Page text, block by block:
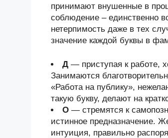
принимают внушенные в
соблюдение – единственно
нетерпимость даже в тех
значение каждой буквы в
Д — приступая к работе,
Занимаются
«Работа на публику»,
такую букву, делают на
О — стремятся к
истинное предназначение.
интуиция, правильно